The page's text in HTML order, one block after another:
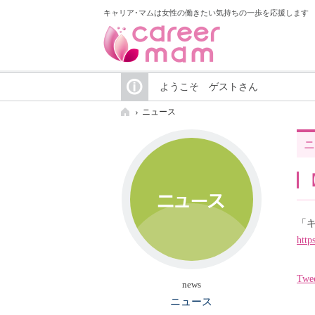
キャリア･マムは女性の働きたい気持ちの一歩を応援します
ようこそ ゲストさん
ニュース
「
news
ニュース